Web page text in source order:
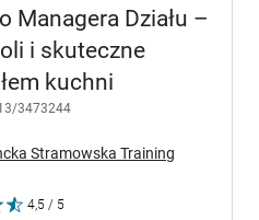
Managera Działu –
i skuteczne
kuchni
3473244
Stramowska Training
4,5 / 5